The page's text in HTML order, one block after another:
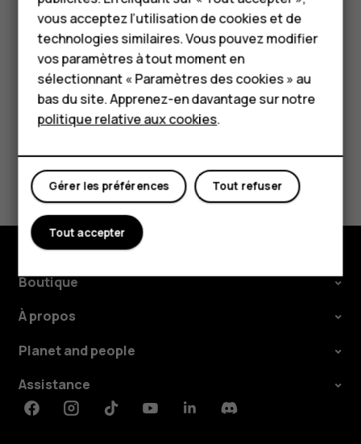
Pour les entreprises
Tablettes
Boutique
réseaux Wi-Fi 5,15–5,25 GHz qu'à l'intérieur. Pour
plus d'informations, contactez vos autorités
locales.
Avez-vous trouvé cela utile?
Oui Non
Boutique
À propos
Planet and people
Assistance
FacebookInstagramTiktokYoutubeLinkedinDiscord
vous acceptez l’utilisation de cookies et de
technologies similaires. Vous pouvez modifier
vos paramètres à tout moment en
sélectionnant « Paramètres des cookies » au
bas du site. Apprenez-en davantage sur notre
politique relative aux cookies.
Tout refuser
Gérer les préférences
Tout accepter